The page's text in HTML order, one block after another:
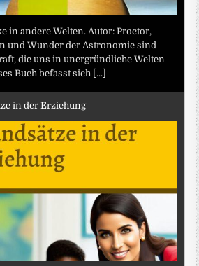
in andere Welten. Autor: Proctor,
und Wunder der Astronomie sind
die uns in unergründliche Welten
Buch befasst sich [...]
in der Erziehung